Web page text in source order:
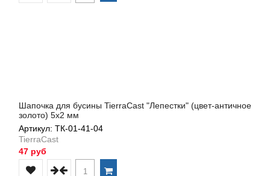
Шапочка для бусины TierraCast "Лепестки" (цвет-античное
золото) 5х2 мм
Артикул: ТК-01-41-04
TierraCast
47 руб